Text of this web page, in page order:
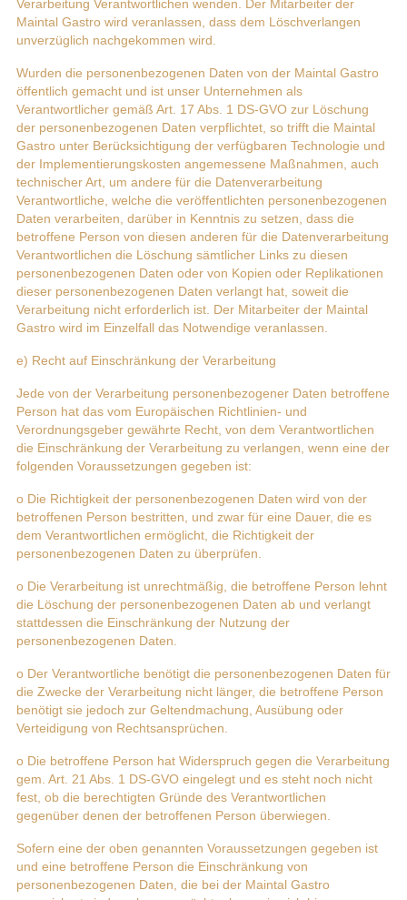
Verarbeitung Verantwortlichen wenden. Der Mitarbeiter der
Maintal Gastro wird veranlassen, dass dem Löschverlangen
unverzüglich nachgekommen wird.
Wurden die personenbezogenen Daten von der Maintal Gastro
öffentlich gemacht und ist unser Unternehmen als
Verantwortlicher gemäß Art. 17 Abs. 1 DS-GVO zur Löschung
der personenbezogenen Daten verpflichtet, so trifft die Maintal
Gastro unter Berücksichtigung der verfügbaren Technologie und
der Implementierungskosten angemessene Maßnahmen, auch
technischer Art, um andere für die Datenverarbeitung
Verantwortliche, welche die veröffentlichten personenbezogenen
Daten verarbeiten, darüber in Kenntnis zu setzen, dass die
betroffene Person von diesen anderen für die Datenverarbeitung
Verantwortlichen die Löschung sämtlicher Links zu diesen
personenbezogenen Daten oder von Kopien oder Replikationen
dieser personenbezogenen Daten verlangt hat, soweit die
Verarbeitung nicht erforderlich ist. Der Mitarbeiter der Maintal
Gastro wird im Einzelfall das Notwendige veranlassen.
e) Recht auf Einschränkung der Verarbeitung
Jede von der Verarbeitung personenbezogener Daten betroffene
Person hat das vom Europäischen Richtlinien- und
Verordnungsgeber gewährte Recht, von dem Verantwortlichen
die Einschränkung der Verarbeitung zu verlangen, wenn eine der
folgenden Voraussetzungen gegeben ist:
o Die Richtigkeit der personenbezogenen Daten wird von der
betroffenen Person bestritten, und zwar für eine Dauer, die es
dem Verantwortlichen ermöglicht, die Richtigkeit der
personenbezogenen Daten zu überprüfen.
o Die Verarbeitung ist unrechtmäßig, die betroffene Person lehnt
die Löschung der personenbezogenen Daten ab und verlangt
stattdessen die Einschränkung der Nutzung der
personenbezogenen Daten.
o Der Verantwortliche benötigt die personenbezogenen Daten für
die Zwecke der Verarbeitung nicht länger, die betroffene Person
benötigt sie jedoch zur Geltendmachung, Ausübung oder
Verteidigung von Rechtsansprüchen.
o Die betroffene Person hat Widerspruch gegen die Verarbeitung
gem. Art. 21 Abs. 1 DS-GVO eingelegt und es steht noch nicht
fest, ob die berechtigten Gründe des Verantwortlichen
gegenüber denen der betroffenen Person überwiegen.
Sofern eine der oben genannten Voraussetzungen gegeben ist
und eine betroffene Person die Einschränkung von
personenbezogenen Daten, die bei der Maintal Gastro